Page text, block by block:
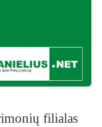
filialas